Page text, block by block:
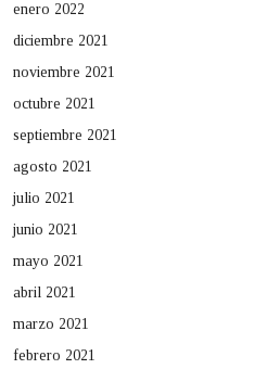
enero 2022
diciembre 2021
noviembre 2021
octubre 2021
septiembre 2021
agosto 2021
julio 2021
junio 2021
mayo 2021
abril 2021
marzo 2021
febrero 2021